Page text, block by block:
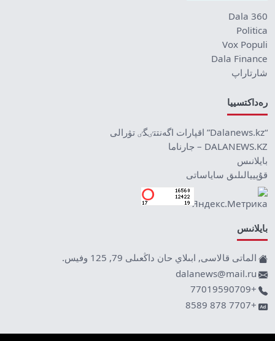
Dala 360
Politica
Vox Populi
Dala Finance
شارتاراپ
رەداكتسييا
“Dalanews.kz” اقپارات اگەنتتٸگٸ تۋرالى
DALANEWS.KZ – جارناما
بايلانىس
قۇپييالىلىق ساياساتى
بايلانىس
الماتى قالاسى, ابىلاي حان داڭعىلى 79, 125 وفيس.
dalanews@mail.ru
+77019590709
+7707 878 8589